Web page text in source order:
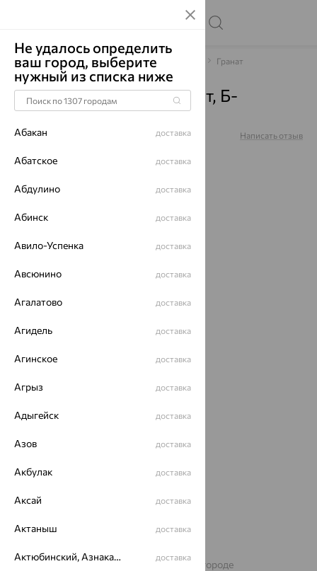
Главная Каталог Браслеты декоративные Гранат
Браслет, серебро, гранат, Б-
Гр-1200-2-с-18
Артикул: Написать отзыв
от 3 328 9 244
Изделие недоступно для заказа в вашем городе
Не удалось определить
ваш город, выберите
нужный из списка ниже
Абакан доставка
Абатское доставка
Абдулино доставка
Абинск доставка
Авило-Успенка доставка
Авсюнино доставка
Агалатово доставка
Агидель доставка
Агинское доставка
Агрыз доставка
Адыгейск доставка
Азов доставка
Акбулак доставка
Аксай доставка
Актаныш доставка
Актюбинский, Азнакаевский район доставка